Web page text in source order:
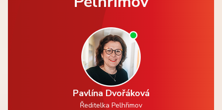
Pavlína Dvořáková
Ředitelka Pelhřimov